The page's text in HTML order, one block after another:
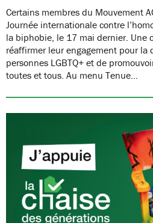
Certains membres du Mouvement
Journée internationale contre
la biphobie, le 17 mai dernier. Une
réaffirmer leur engagement pour la
personnes LGBTQ+ et de
toutes et tous. Au menu Tenue…